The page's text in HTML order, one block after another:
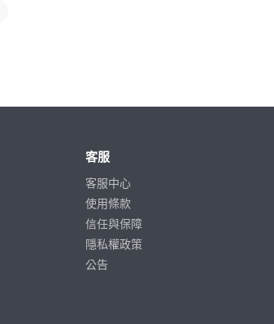
客服
客服中心
使用條款
信任與保障
隱私權政策
公告